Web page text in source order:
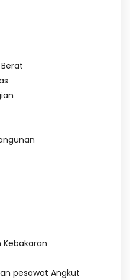
pesawat Angkut